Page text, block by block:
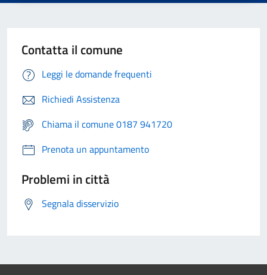
Contatta il comune
Leggi le domande frequenti
Richiedi Assistenza
Chiama il comune 0187 941720
Prenota un appuntamento
Problemi in città
Segnala disservizio